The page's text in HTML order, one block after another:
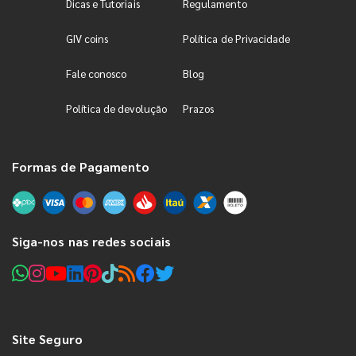
Dicas e Tutoriais Regulamento
GIV coins Política de Privacidade
Fale conosco Blog
Política de devolução Prazos
Formas de Pagamento
Siga-nos nas redes sociais
Site Seguro